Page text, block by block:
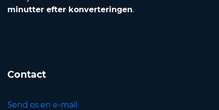
minutter efter konverteringen.
Contact
Send os en e-mail